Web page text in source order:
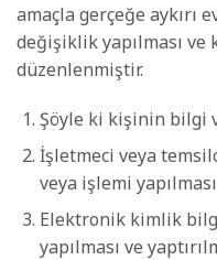
amaçla gerçeğe aykırı
değişiklik yapılması ve
düzenlenmiştir.
Şöyle ki kişinin bilgi
İşletmeci veya
veya işlemi yapılması
Elektronik kimlik
yapılması ve